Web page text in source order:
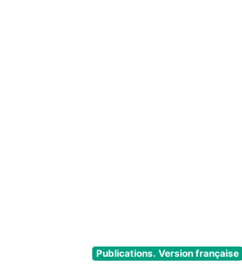
Publications. Version française